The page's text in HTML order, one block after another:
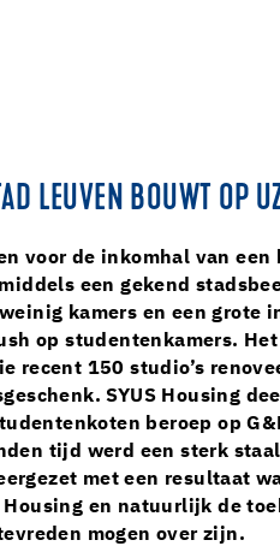
LEUVEN BOUWT OP
voor de inkomhal van een
een gekend
kamers en een grote
op studentenkamers.
recent 150 studio’s
SYUS Housing
beroep op
tijd werd een sterk
met een resultaat
Housing en natuurlijk de
mogen over zijn.